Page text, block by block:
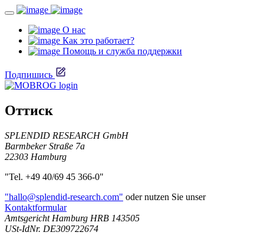
О нас
Как это работает?
Помощь и служба поддержки
Подпишись
Оттиск
SPLENDID RESEARCH GmbH
Barmbeker Straße 7a
22303 Hamburg
"Tel. +49 40/69 45 366-0"
"hallo@splendid-research.com" oder nutzen Sie unser
Kontaktformular
Amtsgericht Hamburg HRB 143505
USt-IdNr. DE309722674